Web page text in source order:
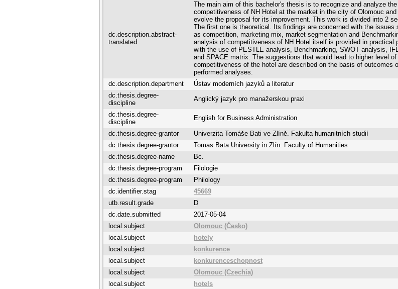
dc.description.abstract-
translated
The main aim of this bachelor's thesis is to recognize and analyze the
competitiveness of NH Hotel at the market in the city of Olomouc and
evolve the proposal for its improvement. This work is divided into 2
The first one is theoretical. Its findings are concerned with the issues
as competition, marketing mix, market segmentation and
analysis of competitiveness of NH Hotel itself is provided in practical
with the use of PESTLE analysis, Benchmarking, SWOT analysis,
and SPACE matrix. The suggestions that would lead to higher level of
competitiveness of the hotel are described on the basis of outcomes
performed analyses.
dc.description.department
Ústav moderních jazyků a literatur
dc.thesis.degree-
discipline
Anglický jazyk pro manažerskou praxi
dc.thesis.degree-
discipline
English for Business Administration
dc.thesis.degree-grantor Univerzita Tomáše Bati ve Zlíně. Fakulta humanitních studií
dc.thesis.degree-grantor
Tomas Bata University in Zlín. Faculty of Humanities
dc.thesis.degree-name
Bc.
dc.thesis.degree-program
Filologie
dc.thesis.degree-program
Philology
dc.identifier.stag
45669
utb.result.grade
D
dc.date.submitted
2017-05-04
local.subject
Olomouc (Česko)
local.subject
hotely
local.subject
konkurence
local.subject
konkurenceschopnost
local.subject
Olomouc (Czechia)
local.subject
hotels